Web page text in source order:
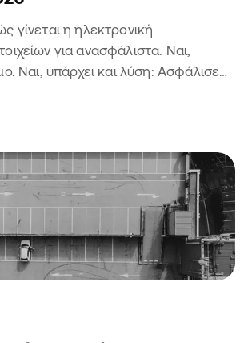
γίνεται η ηλεκτρονική
για ανασφάλιστα. Ναι,
Ναι, υπάρχει και λύση: Ασφάλισε